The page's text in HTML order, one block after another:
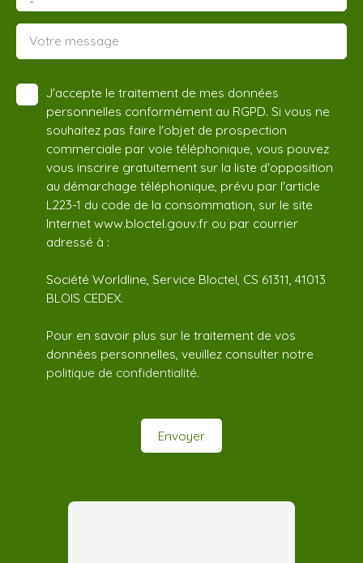
Votre message
J'accepte le traitement de mes données
personnelles conformément au RGPD. Si vous ne
souhaitez pas faire l'objet de prospection
commerciale par voie téléphonique, vous pouvez
vous inscrire gratuitement sur la liste d'opposition
au démarchage téléphonique, prévu par l'article
L223-1 du code de la consommation, sur le site
Internet www.bloctel.gouv.fr ou par courrier
adressé à :
Société Worldline, Service Bloctel, CS 61311, 41013
BLOIS CEDEX.
Pour en savoir plus sur le traitement de vos
données personnelles, veuillez consulter notre
politique de confidentialité.
Envoyer